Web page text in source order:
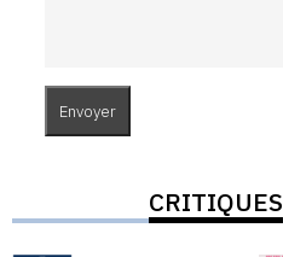
CRITIQUES